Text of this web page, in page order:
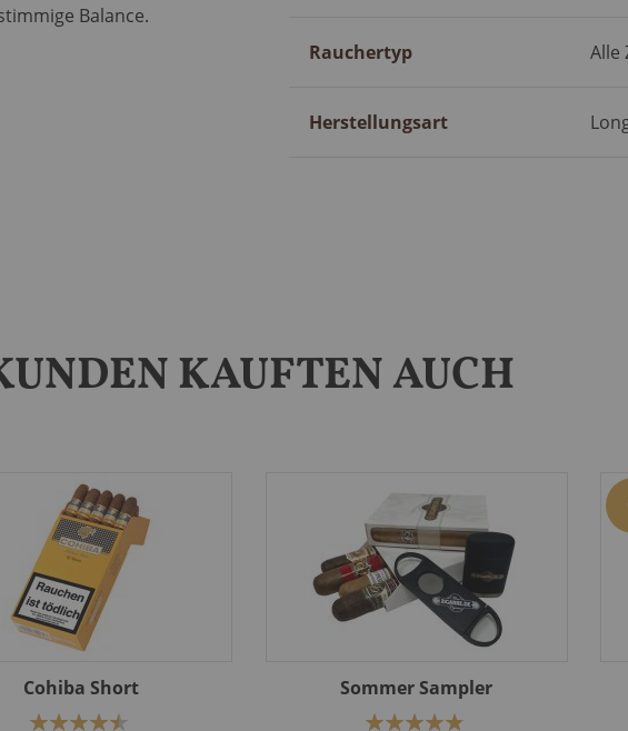
Balance.
Rauchertyp Alle
Herstellungsart
KAUFTEN AUCH
Cohiba Short
Bewertung:
Sommer Sampler
Bewertung: